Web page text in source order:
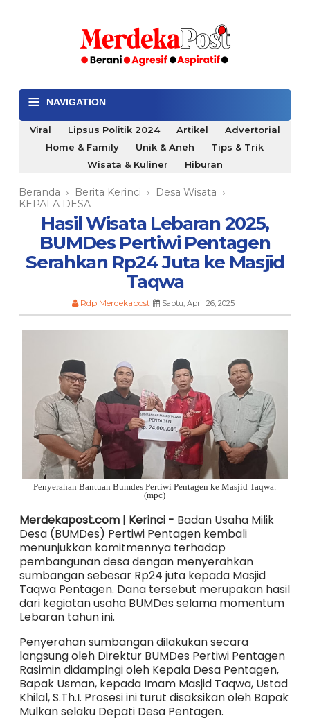
≡ NAVIGATION
Viral Lipsus Politik 2024 Artikel
Advertorial
Home & Family
Unik & Aneh
Tips & Trik
Wisata & Kuliner
Hiburan
Beranda › Berita Kerinci › Desa Wisata ›
KEPALA DESA
Hasil Wisata Lebaran 2025,
BUMDes Pertiwi Pentagen
Serahkan Rp24 Juta ke Masjid
Taqwa
Rdp Merdekapost Sabtu, April 26, 2025
Penyerahan Bantuan Bumdes Pertiwi Pentagen ke Masjid Taqwa.
(mpc)
Merdekapost.com| Kerinci - Badan Usaha Milik
Desa (BUMDes) Pertiwi Pentagen kembali
menunjukkan komitmennya terhadap
pembangunan desa dengan menyerahkan
sumbangan sebesar Rp24 juta kepada Masjid
Taqwa Pentagen. Dana tersebut merupakan hasil
dari kegiatan usaha BUMDes selama momentum
Lebaran tahun ini.
Penyerahan sumbangan dilakukan secara
langsung oleh Direktur BUMDes Pertiwi Pentagen
Rasimin didampingi oleh Kepala Desa Pentagen,
Bapak Usman, kepada Imam Masjid Taqwa, Ustad
Khilal, S.Th.I. Prosesi ini turut disaksikan oleh Bapak
Mulkan selaku Depati Desa Pentagen.